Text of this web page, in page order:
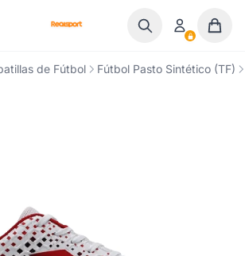
de Fútbol Fútbol Pasto Sintético (TF)